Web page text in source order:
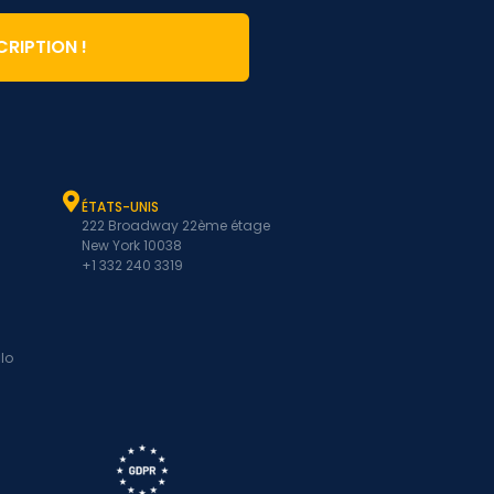
!
ÉTATS-UNIS
222 Broadway 22ème étage
New York 10038
+1 332 240 3319